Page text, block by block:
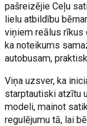
pašreizējie Ceļu
lielu atbildību
viņiem reālus rīkus
ka noteikums
autobusam,
Viņa uzsver, ka
starptautiski atzītu
modeli, mainot
regulējumu tā, lai